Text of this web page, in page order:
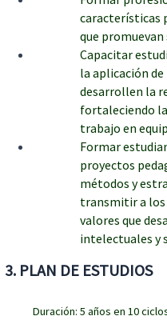
características
que
Capacitar
la aplicación
desarrollen la
fortaleciendo
trabajo en
Formar
proyectos
métodos y
transmitir a los
valores que
intelectuales y
3. PLAN DE ESTUDIOS
Duración: 5 años en 10